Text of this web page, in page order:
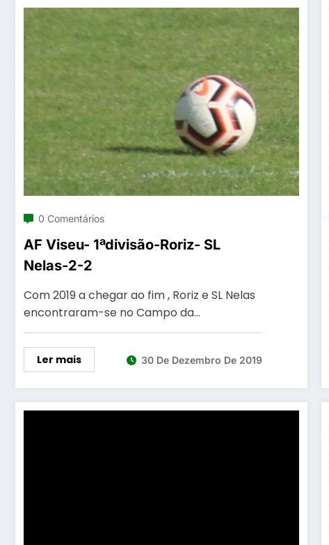
0 Comentários
AF Viseu- 1ªdivisão-Roriz- SL
Nelas-2-2
Com 2019 a chegar ao fim , Roriz e SL Nelas
encontraram-se no Campo da…
Ler mais 30 De Dezembro De 2019